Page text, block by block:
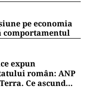
pe economia
comportamentul
expun
român: ANP
Ce ascund